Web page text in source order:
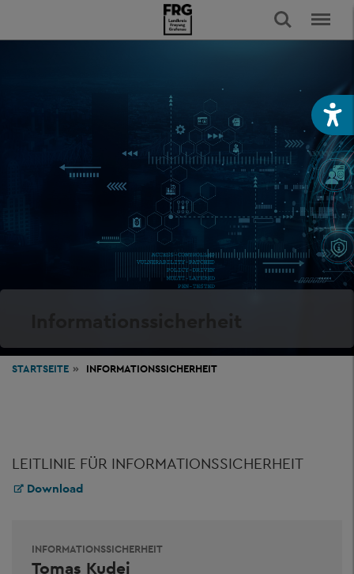
STARTSEITE INFORMATIONSSICHERHEIT
LEITLINIE FÜR INFORMATIONSSICHERHEIT
Download
INFORMATIONSSICHERHEIT
Tomas Kudej